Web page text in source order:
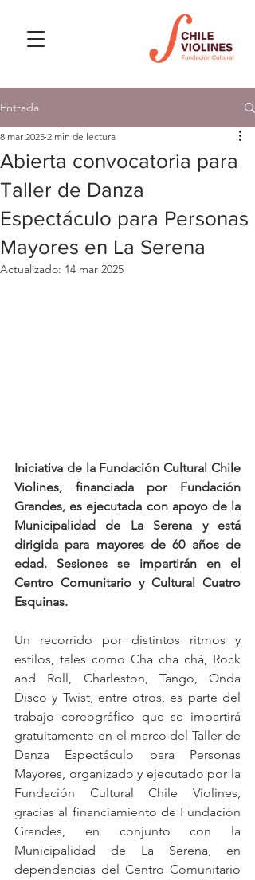
Entrada
Abierta convocatoria para
Taller de Danza
Espectáculo para Personas
Mayores en La Serena
8 mar 2025 2 min de lectura
Actualizado: 14 mar 2025
Iniciativa de la Fundación Cultural Chile
Violines, financiada por Fundación
Grandes, es ejecutada con apoyo de la
Municipalidad de La Serena
y está
dirigida para mayores de 60 años de
edad. Sesiones se impartirán en el
Centro Comunitario y Cultural Cuatro
Esquinas.
Un recorrido por distintos ritmos y
estilos, tales como Cha cha chá, Rock
and Roll, Charleston, Tango, Onda
Disco y Twist, entre otros, es parte del
trabajo coreográfico que se impartirá
gratuitamente en el marco del Taller de
Danza Espectáculo para Personas
Mayores, organizado y ejecutado por la
Fundación Cultural Chile Violines,
gracias al financiamiento de Fundación
Grandes, en conjunto con la
Municipalidad de La Serena, en
dependencias del Centro Comunitario